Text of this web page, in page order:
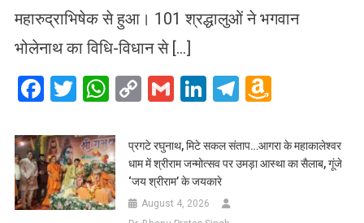
महारुद्राभिषेक से हुआ। 101 श्रद्धालुओं ने भगवान
भोलेनाथ का विधि-विधान से […]
Facebook
Twitter
WhatsApp
CopyGmailLinkedIn
Telegram
List
प्रगटे रघुनाथ, मिटे सकल संताप…आगरा के महाकालेश्वर
धाम में श्रीराम जन्मोत्सव पर उमड़ा आस्था का सैलाब, गूंजे
‘जय श्रीराम’ के जयकारे
August 4, 2026